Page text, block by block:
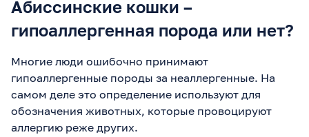
Абиссинские кошки –
гипоаллергенная порода или нет?
Многие люди ошибочно принимают
гипоаллергенные породы за неаллергенные. На
самом деле это определение используют для
обозначения животных, которые провоцируют
аллергию реже других.